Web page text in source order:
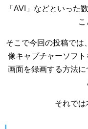
「AVI」などといった
こ
そこで今回の投稿では
像キャプチャーソフ
画面を録画する方法
それでは